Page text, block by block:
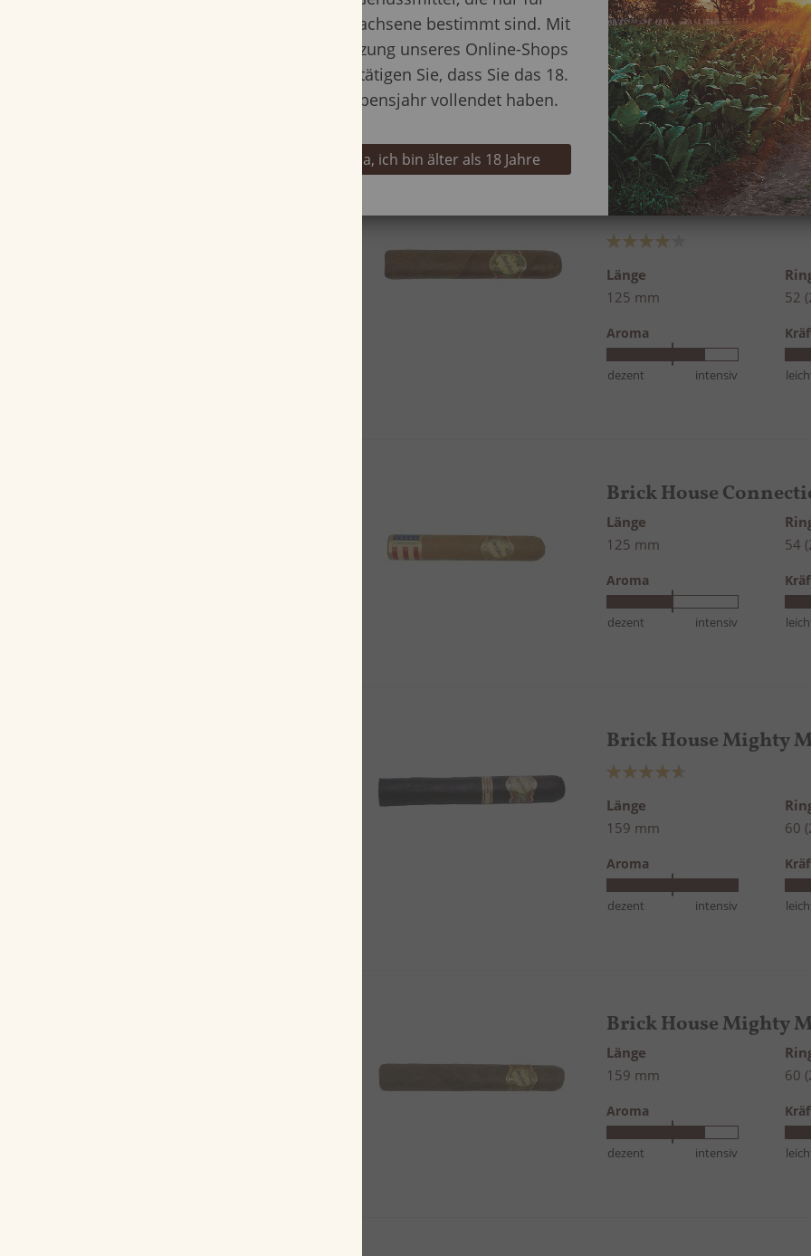
152 mm
52
Aroma
dezent intensiv
Brick House Robusto
Bewertung:
Länge
125 mm
52
Aroma
dezent intensiv
Brick House
Länge
125 mm
54
Aroma
dezent intensiv
Brick House Mighty
Bewertung:
Länge
159 mm
60
Aroma
dezent intensiv
Brick House Mighty
Länge
159 mm
60
Aroma
dezent intensiv
Erwachsene bestimmt sind. Mit
Nutzung unseres Online-Shops
bestätigen Sie, dass Sie das 18.
Lebensjahr vollendet haben.
Ja, ich bin älter als 18 Jahre